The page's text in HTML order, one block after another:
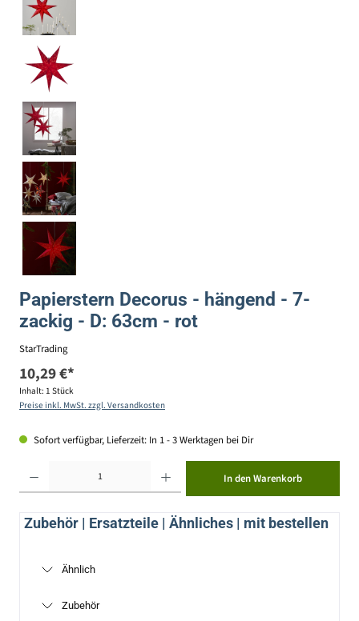
Papierstern Decorus - hängend - 7-
zackig - D: 63cm - rot
StarTrading
10,29 €*
Inhalt: 1 Stück
Preise inkl. MwSt. zzgl. Versandkosten
Sofort verfügbar, Lieferzeit: In 1 - 3 Werktagen bei Dir
In den Warenkorb
Zubehör | Ersatzteile | Ähnliches | mit bestellen
Ähnlich
Zubehör